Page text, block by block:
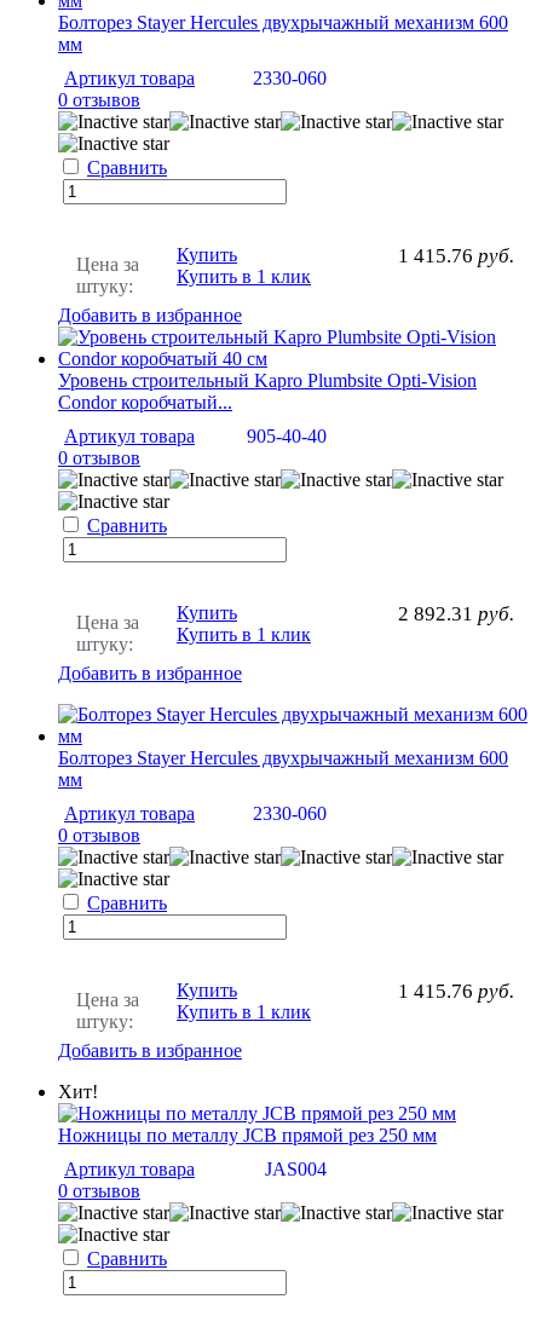
Болторез Stayer Hercules двухрычажный механизм 600
мм
Артикул товара
2330-060
0 отзывов
Сравнить
Цена за
штуку:
1 415.76 руб.
Купить
Купить в 1 клик
Добавить в избранное
Уровень строительный Kapro Plumbsite Opti-Vision
Condor коробчатый...
Артикул товара
905-40-40
0 отзывов
Сравнить
Цена за
штуку:
2 892.31 руб.
Купить
Купить в 1 клик
Добавить в избранное
Болторез Stayer Hercules двухрычажный механизм 600
мм
Артикул товара
2330-060
0 отзывов
Сравнить
Цена за
штуку:
1 415.76 руб.
Купить
Купить в 1 клик
Добавить в избранное
Хит!
Ножницы по металлу JCB прямой рез 250 мм
Артикул товара
JAS004
0 отзывов
Сравнить